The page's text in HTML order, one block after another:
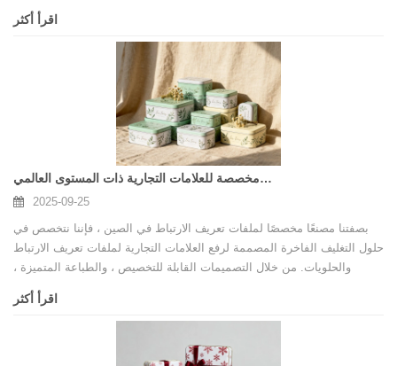
الجودة ، وطباعة مهنية ، وتخصيص مرن لتلبية احتياجات العلامات التجارية
العالمية.
اقرأ أكثر
مورد تغليف القصدير في ملفات تعريف الارتباط الفاخرة-صناديق قصدير مخصصة للعلامات التجارية ذات المستوى العالمي
2025-09-25
بصفتنا مصنعًا مخصصًا لملفات تعريف الارتباط في الصين ، فإننا نتخصص في
حلول التغليف الفاخرة المصممة لرفع العلامات التجارية لملفات تعريف الارتباط
والحلويات. من خلال التصميمات القابلة للتخصيص ، والطباعة المتميزة ،
ومعايير الجودة الصارمة ، نقوم بتسليم التغليف الذي يساعد العلامات التجارية
العالمية.
اقرأ أكثر